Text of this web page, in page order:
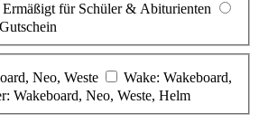
Ermäßigt für Schüler & Abiturienten
Gutschein
Neo, Weste
Wake: Wakeboard,
Wakeboard, Neo, Weste, Helm